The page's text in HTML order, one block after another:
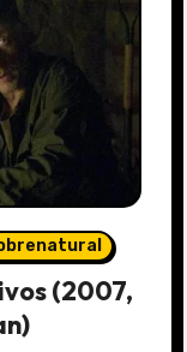
(2007,